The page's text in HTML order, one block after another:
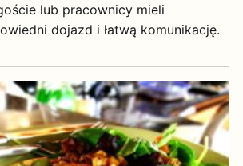
lub pracownicy mieli
dojazd i łatwą komunikację.